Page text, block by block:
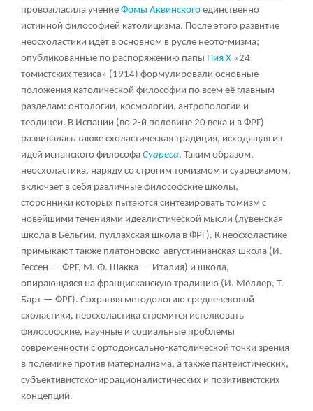
провозгласила учение Фомы Аквинского единственно
истинной философией католицизма. После этого развитие
неосхоластики идёт в основном в русле неото-мизма;
опубликованные по распоряжению папы Пия X «24
томистских тезиса» (1914) формулировали основные
положения католической философии по всем её главным
разделам: онтологии, космологии, антропологии и
теодицеи. В Испании (во 2-й половине 20 века и в ФРГ)
развивалась также схоластическая традиция, исходящая из
идей испанского философа Суареса. Таким образом,
неосхоластика, наряду со строгим томизмом и суаресизмом,
включает в себя различные философские школы,
сторонники которых пытаются синтезировать томизм с
новейшими течениями идеалистической мысли (лувенская
школа в Бельгии, пуллахская школа в ФРГ). К неосхоластике
примыкают также платоновско-августинианская школа (И.
Гессен — ФРГ, Μ. Φ. Шакка — Италия) и школа,
опирающаяся на францисканскую традицию (И. Мёллер, Т.
Барт — ФРГ). Сохраняя методологию средневековой
схоластики, неосхоластика стремится истолковать
философские, научные и социальные проблемы
современности с ортодоксально-католической точки зрения
в полемике против материализма, а также пантеистических,
субъективистско-иррационалистических и позитивистских
концепций.